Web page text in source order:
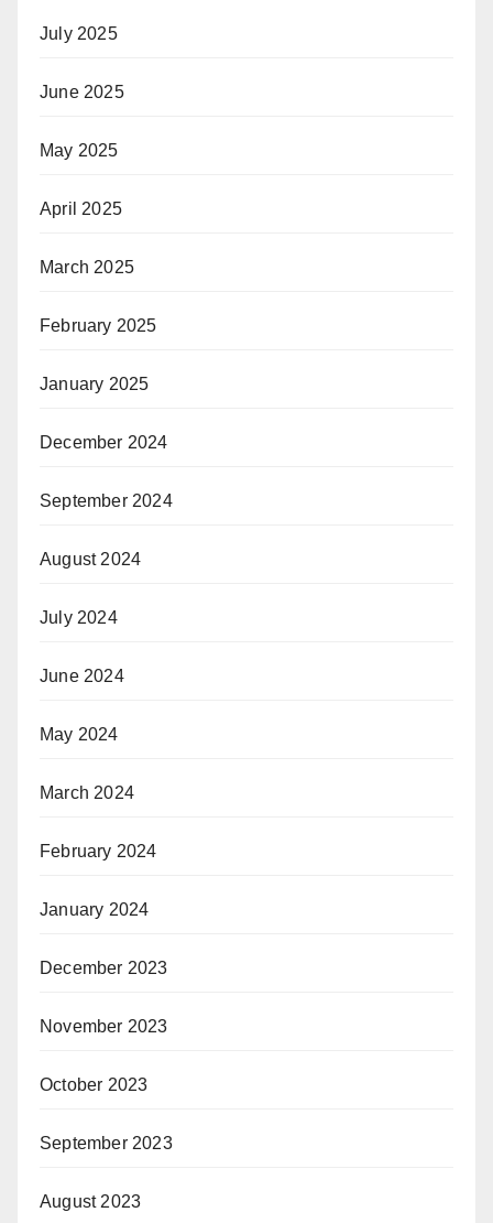
July 2025
June 2025
May 2025
April 2025
March 2025
February 2025
January 2025
December 2024
September 2024
August 2024
July 2024
June 2024
May 2024
March 2024
February 2024
January 2024
December 2023
November 2023
October 2023
September 2023
August 2023